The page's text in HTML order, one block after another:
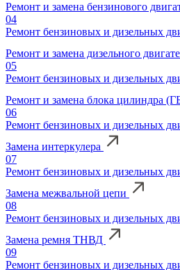
Ремонт и замена бензинового
04
Ремонт бензиновых и дизельных
Ремонт и замена дизельного
05
Ремонт бензиновых и дизельных
Ремонт и замена блока цилиндра
06
Ремонт бензиновых и дизельных
Замена интеркулера
07
Ремонт бензиновых и дизельных
Замена межвальной цепи
08
Ремонт бензиновых и дизельных
Замена ремня ТНВД
09
Ремонт бензиновых и дизельных